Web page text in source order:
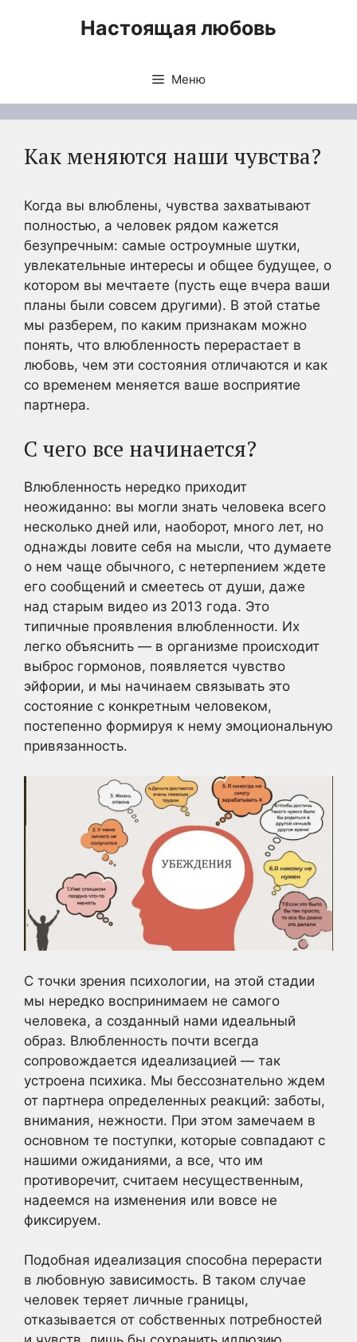
Настоящая любовь
Меню
Как меняются наши чувства?
Когда вы влюблены, чувства захватывают
полностью, а человек рядом кажется
безупречным: самые остроумные шутки,
увлекательные интересы и общее будущее, о
котором вы мечтаете (пусть еще вчера ваши
планы были совсем другими). В этой статье
мы разберем, по каким признакам можно
понять, что влюбленность перерастает в
любовь, чем эти состояния отличаются и как
со временем меняется ваше восприятие
партнера.
С чего все начинается?
Влюбленность нередко приходит
неожиданно: вы могли знать человека всего
несколько дней или, наоборот, много лет, но
однажды ловите себя на мысли, что думаете
о нем чаще обычного, с нетерпением ждете
его сообщений и смеетесь от души, даже
над старым видео из 2013 года. Это
типичные проявления влюбленности. Их
легко объяснить — в организме происходит
выброс гормонов, появляется чувство
эйфории, и мы начинаем связывать это
состояние с конкретным человеком,
постепенно формируя к нему эмоциональную
привязанность.
С точки зрения психологии, на этой стадии
мы нередко воспринимаем не самого
человека, а созданный нами идеальный
образ. Влюбленность почти всегда
сопровождается идеализацией — так
устроена психика. Мы бессознательно ждем
от партнера определенных реакций: заботы,
внимания, нежности. При этом замечаем в
основном те поступки, которые совпадают с
нашими ожиданиями, а все, что им
противоречит, считаем несущественным,
надеемся на изменения или вовсе не
фиксируем.
Подобная идеализация способна перерасти
в любовную зависимость. В таком случае
человек теряет личные границы,
отказывается от собственных потребностей